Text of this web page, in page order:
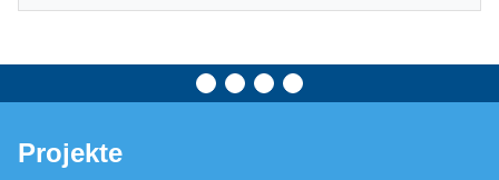
Projekte